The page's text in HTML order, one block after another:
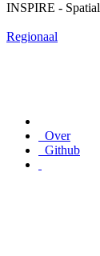
INSPIRE -
Regionaal
Over
Github